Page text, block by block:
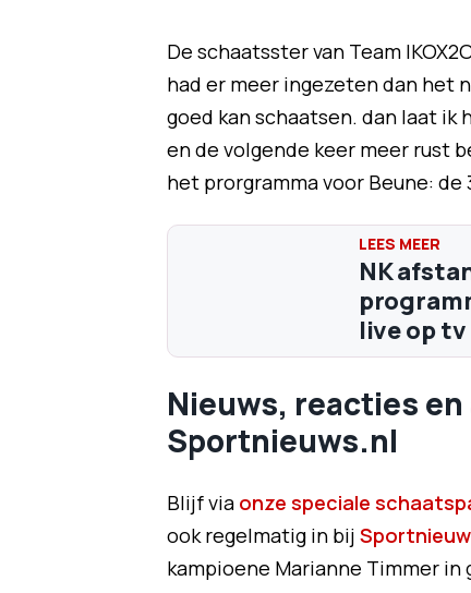
De schaatsster van Team
had er meer ingezeten dan het
goed kan schaatsen. dan laat ik
en de volgende keer meer rust
het prorgramma voor Beune: de
NK
live op
Nieuws, reacties
Sportnieuws.nl
Blijf via onze speciale
ook regelmatig in bij
kampioene Marianne Timmer